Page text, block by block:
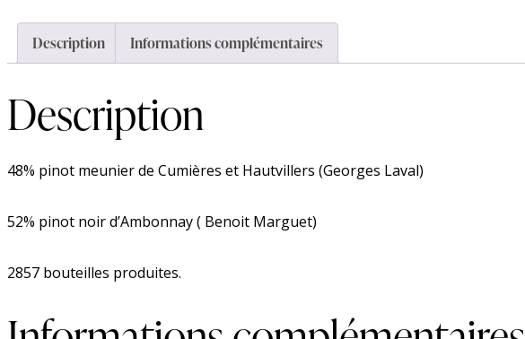
Description Informations complémentaires
Description
48% pinot meunier de Cumières et Hautvillers (Georges Laval)
52% pinot noir d’Ambonnay ( Benoit Marguet)
2857 bouteilles produites.